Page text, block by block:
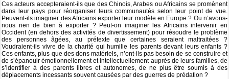
Ces acteurs accepteraient-ils que des Chinois, Arabes ou Africains se promènent
dans leur pays pour réorganiser leurs communautés selon leur point de vue.
Peuvent-ils imaginer des Africains exporter leur modèle en Europe ? Ou n’avons-
nous rien de bien à exporter ? Peut-on imaginer les Africains intervenir en
Occident (en dehors des activités de divertissement) pour résoudre le problème
des personnes âgées, au prétexte que certaines seraient maltraitées ?
Voudraient-ils vivre de la charité qui humilie les parents devant leurs enfants ?
Ces enfants, plus que des dons matériels, n’ont-ils pas besoin de se construire et
de s’épanouir émotionnellement et intellectuellement auprès de leurs familles, de
s’identifier à des parents libres et autonomes, de ne plus être soumis à des
déplacements incessants souvent causées par des guerres de prédation ?